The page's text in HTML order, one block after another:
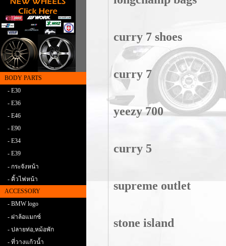
BODY PARTS
- E30
- E36
- E46
- E90
- E34
- E39
- กระจังหน้า
- คิ้วไฟหน้า
ACCESSORY
- BMW logo
- ฝาล้อแมกซ์
- ปลายท่อ,หม้อพัก
- ที่วางแก้วน้ำ
curry 7 shoes
curry 7
yeezy 700
curry 5
supreme outlet
stone island